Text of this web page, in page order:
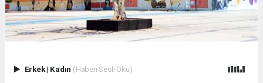
Erkek| Kadın (Haberi Sesli Oku)